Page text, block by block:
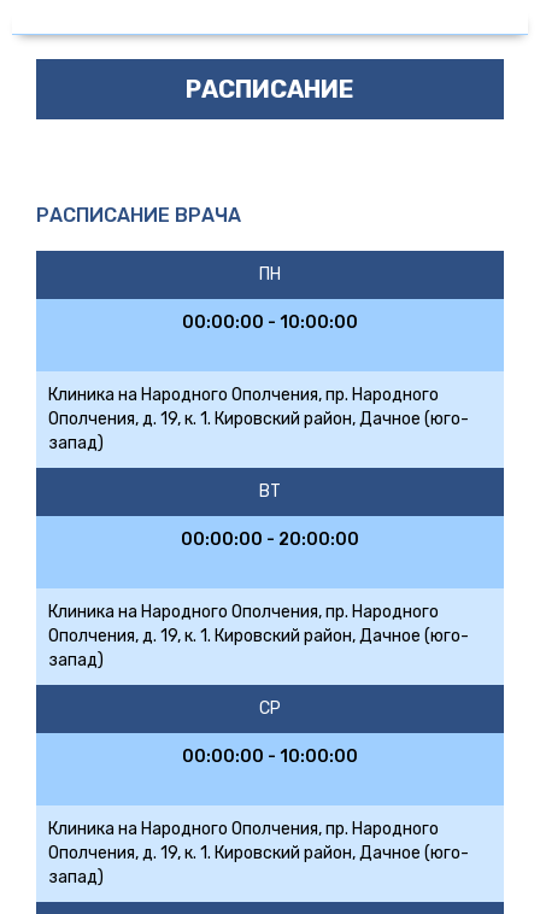
РАСПИСАНИЕ
РАСПИСАНИЕ ВРАЧА
ПН
00:00:00 - 10:00:00
Клиника на Народного Ополчения, пр. Народного
Ополчения, д. 19, к. 1. Кировский район, Дачное (юго-
запад)
ВТ
00:00:00 - 20:00:00
Клиника на Народного Ополчения, пр. Народного
Ополчения, д. 19, к. 1. Кировский район, Дачное (юго-
запад)
СР
00:00:00 - 10:00:00
Клиника на Народного Ополчения, пр. Народного
Ополчения, д. 19, к. 1. Кировский район, Дачное (юго-
запад)